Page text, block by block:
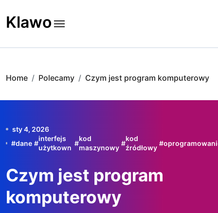
to
content
Klawo
Home Polecamy Czym jest program komputerowy
sty 4, 2026
#dane #
interfejs
użytkown
#
kod
maszynowy
#
kod
źródłowy
#
Czym jest program
komputerowy